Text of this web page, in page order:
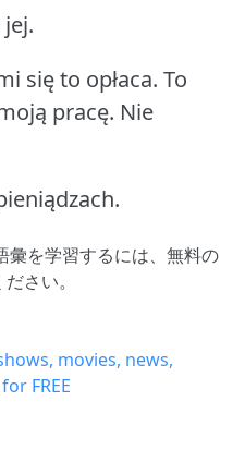
jej.
się to opłaca. To
pracę. Nie
を学習するには、 無料の
ださい。